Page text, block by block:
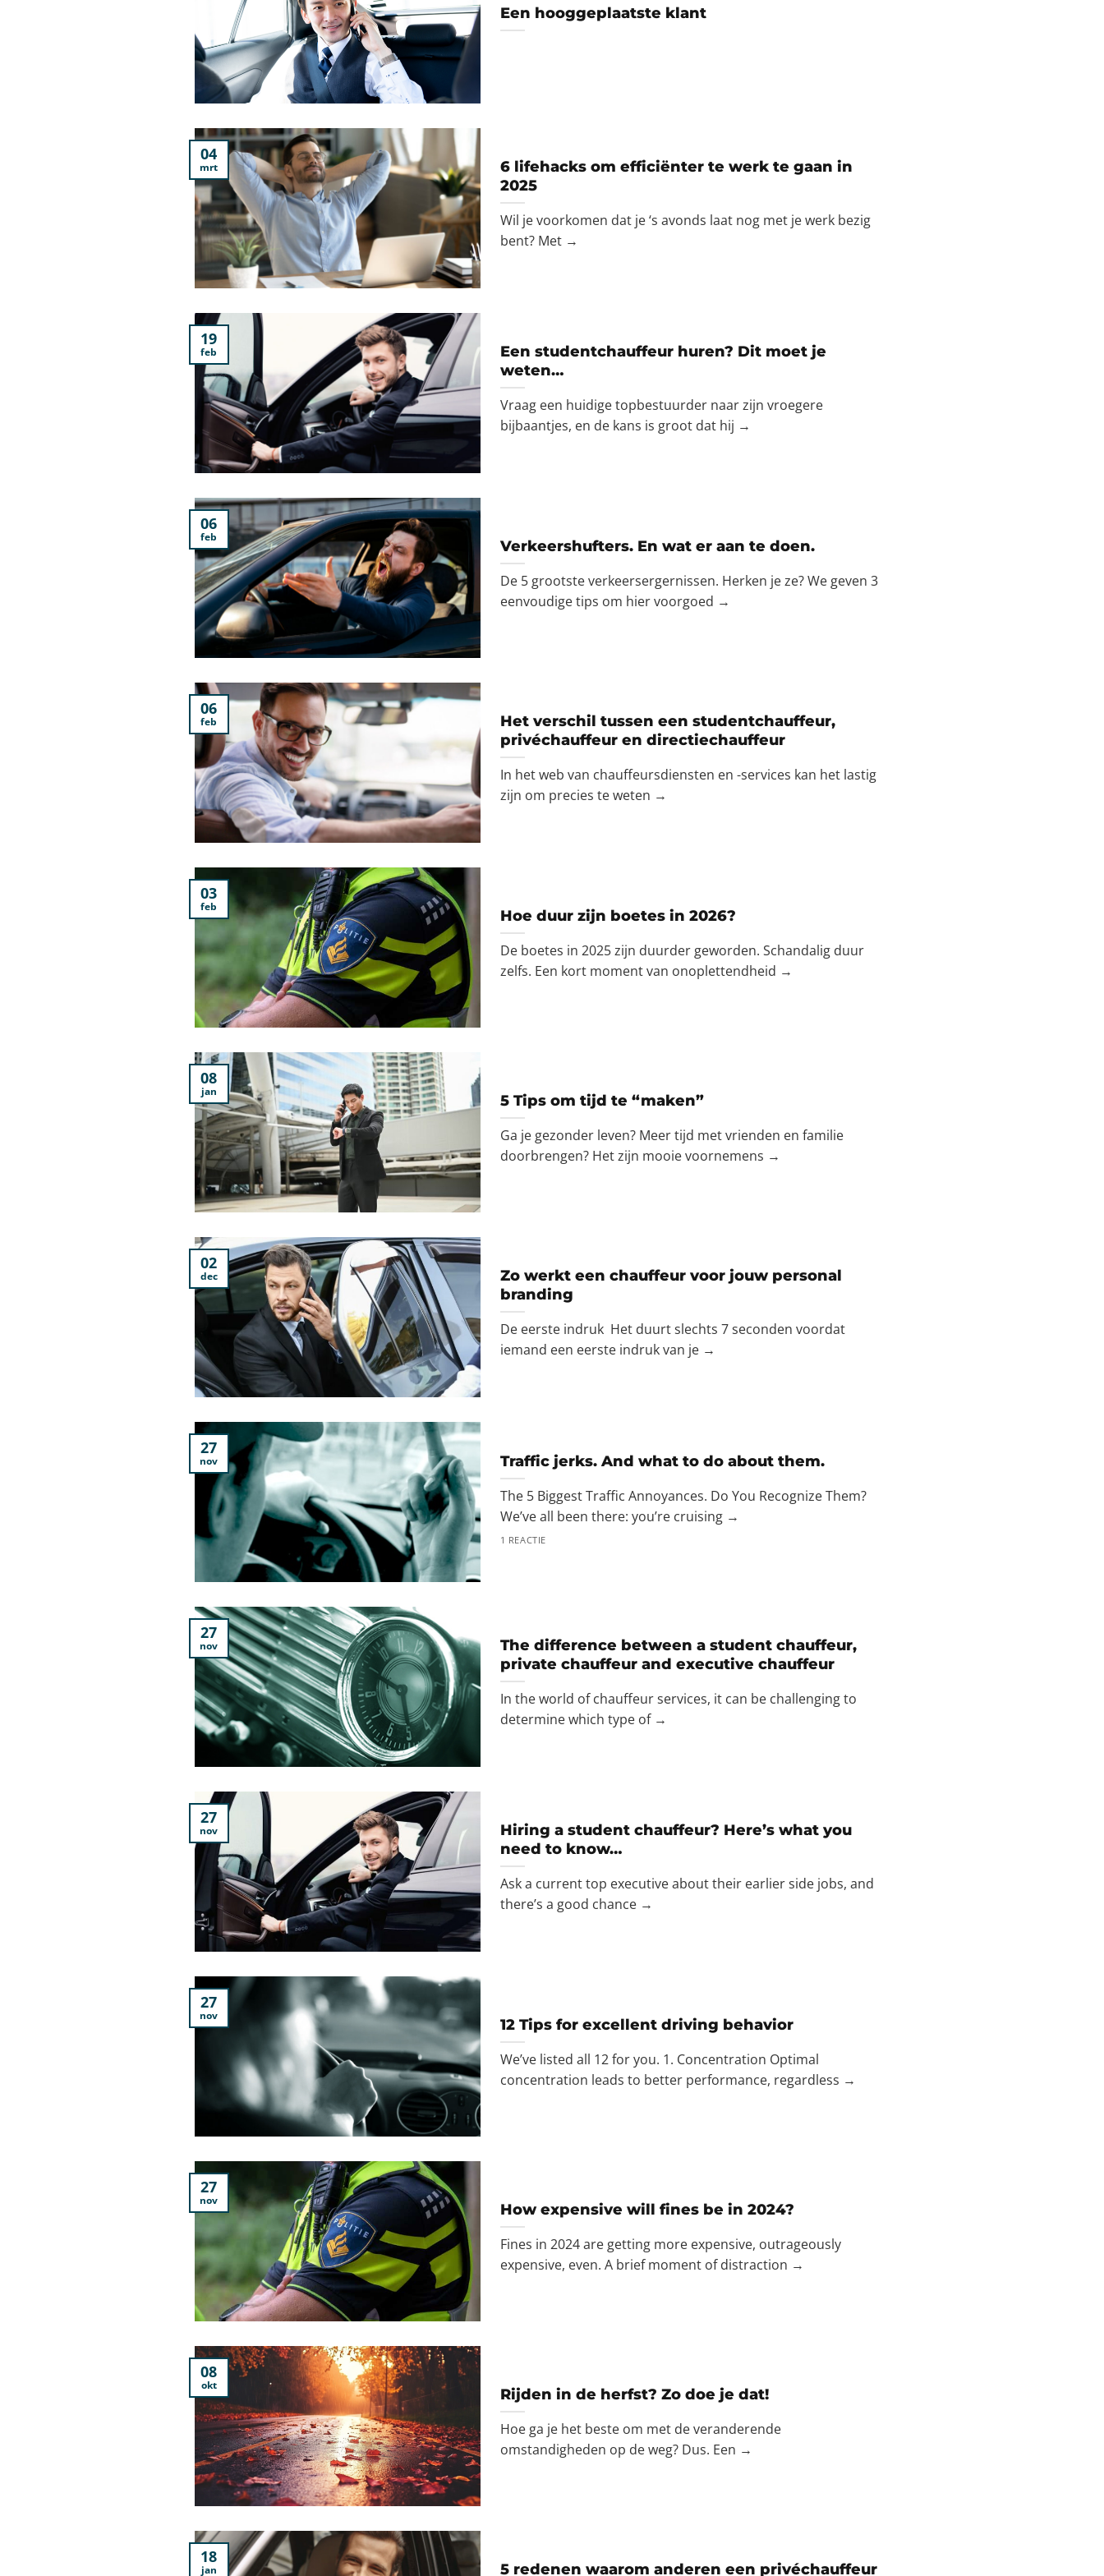
Een hooggeplaatste klant
6 lifehacks om efficiënter te werk te gaan in
2025
Wil je voorkomen dat je ‘s avonds laat nog met je werk bezig
bent? Met →
04
mrt
Een studentchauffeur huren? Dit moet je
weten…
Vraag een huidige topbestuurder naar zijn vroegere
bijbaantjes, en de kans is groot dat hij →
19
feb
Verkeershufters. En wat er aan te doen.
De 5 grootste verkeersergernissen. Herken je ze? We geven 3
eenvoudige tips om hier voorgoed →
06
feb
Het verschil tussen een studentchauffeur,
privéchauffeur en directiechauffeur
In het web van chauffeursdiensten en -services kan het lastig
zijn om precies te weten →
06
feb
Hoe duur zijn boetes in 2026?
De boetes in 2025 zijn duurder geworden. Schandalig duur
zelfs. Een kort moment van onoplettendheid →
03
feb
5 Tips om tijd te “maken”
Ga je gezonder leven? Meer tijd met vrienden en familie
doorbrengen? Het zijn mooie voornemens →
08
jan
Zo werkt een chauffeur voor jouw personal
branding
De eerste indruk Het duurt slechts 7 seconden voordat
iemand een eerste indruk van je →
02
dec
Traffic jerks. And what to do about them.
The 5 Biggest Traffic Annoyances. Do You Recognize Them?
We’ve all been there: you’re cruising →
1 REACTIE
27
nov
The difference between a student chauffeur,
private chauffeur and executive chauffeur
In the world of chauffeur services, it can be challenging to
determine which type of →
27
nov
Hiring a student chauffeur? Here’s what you
need to know…
Ask a current top executive about their earlier side jobs, and
there’s a good chance →
27
nov
12 Tips for excellent driving behavior
We’ve listed all 12 for you. 1. Concentration Optimal
concentration leads to better performance, regardless →
27
nov
How expensive will fines be in 2024?
Fines in 2024 are getting more expensive, outrageously
expensive, even. A brief moment of distraction →
27
nov
Rijden in de herfst? Zo doe je dat!
Hoe ga je het beste om met de veranderende
omstandigheden op de weg? Dus. Een →
08
okt
5 redenen waarom anderen een privéchauffeur
18
jan